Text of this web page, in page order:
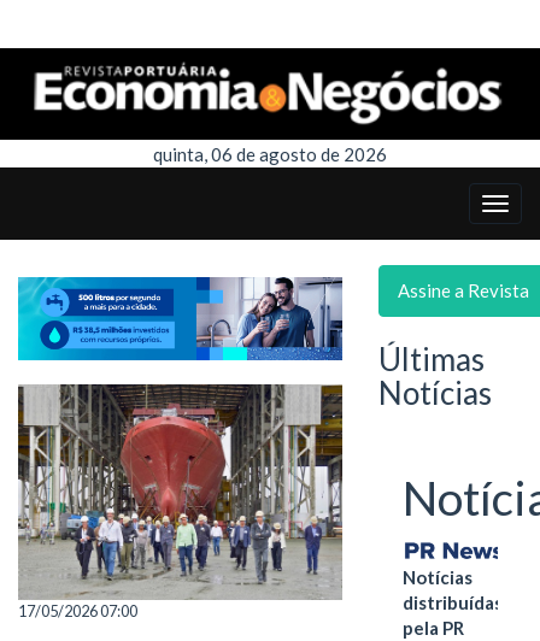
quinta, 06 de agosto de 2026
17/05/2026 07:00
Assine a Revista
Últimas
Notícias
Notícias
distribuídas
pela PR